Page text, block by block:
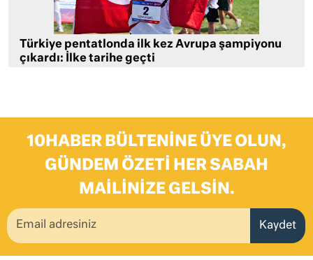
Türkiye pentatlonda ilk kez Avrupa şampiyonu
çıkardı: İlke tarihe geçti
10HABER BÜLTENINE ÜYE OLUN,
GÜNDEM ÖZETI HER SABAH
MAILINIZE GELSIN.
Kaydet